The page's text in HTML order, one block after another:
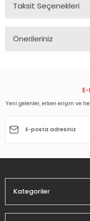
Taksit Seçenekleri
Önerileriniz
Görüş ve önerileriniz
Ürün açıklamasında
Yeni gelenler, erken erişim ve
Kategoriler